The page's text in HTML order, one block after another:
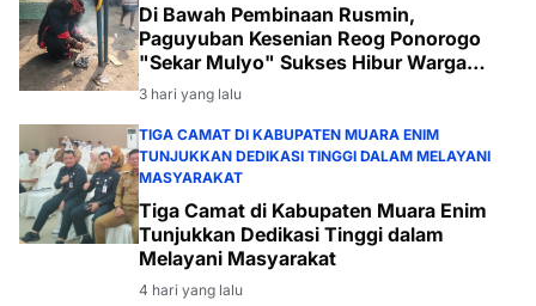
Di Bawah Pembinaan Rusmin,
Paguyuban Kesenian Reog Ponorogo
"Sekar Mulyo" Sukses Hibur Warga
Desa Payabakal
3 hari yang lalu
TIGA CAMAT DI KABUPATEN MUARA ENIM
TUNJUKKAN DEDIKASI TINGGI DALAM MELAYANI
MASYARAKAT
Tiga Camat di Kabupaten Muara Enim
Tunjukkan Dedikasi Tinggi dalam
Melayani Masyarakat
4 hari yang lalu